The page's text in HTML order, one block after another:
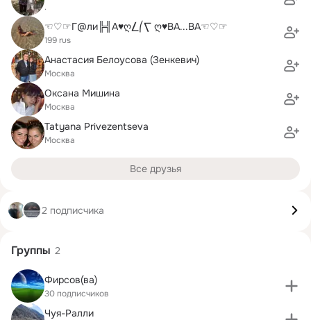
.
☜♡☞Г@ли╠╣А♥ღ⎳⎛⎲ ღ♥ВА...ВА☜♡☞
199 rus​
Анастасия Белоусова (Зенкевич)
Москва
Оксана Мишина
Москва
Tatyana Privezentseva
Москва
Все друзья
2 подписчика
Группы 2
Фирсов(ва)
30 подписчиков
Чуя-Ралли